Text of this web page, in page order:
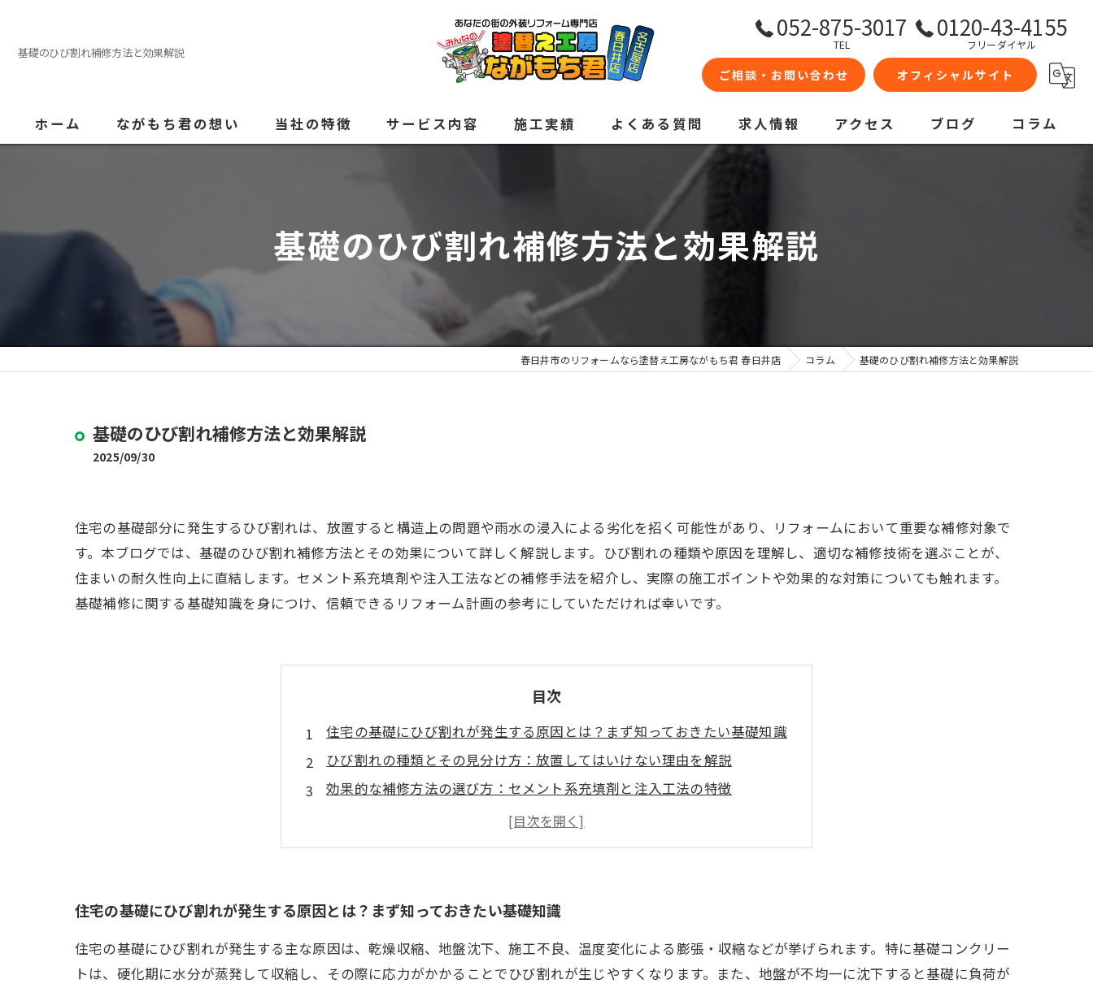
基礎のひび割れ補修方法と効果解説
052-875-3017
TEL
0120-43-4155
フリーダイヤル
ご相談・お問い合わせ オフィシャルサイト
ホーム ながもち君の想い 当社の特徴
内装
サービス内容 施工実績 よくある質問 求人情報 アクセス ブログ コラム
基礎のひび割れ補修方法と効果解説
春日井市のリフォームなら塗替え工房ながもち君 春日井店 コラム 基礎のひび割れ補修方法と効果解説
基礎のひび割れ補修方法と効果解説
2025/09/30
住宅の基礎部分に発生するひび割れは、放置すると構造上の問題や雨水の浸入による劣化を招く可能性があり、リフォームにおいて重要な補修対象で
す。本ブログでは、基礎のひび割れ補修方法とその効果について詳しく解説します。ひび割れの種類や原因を理解し、適切な補修技術を選ぶことが、
住まいの耐久性向上に直結します。セメント系充填剤や注入工法などの補修手法を紹介し、実際の施工ポイントや効果的な対策についても触れます。
基礎補修に関する基礎知識を身につけ、信頼できるリフォーム計画の参考にしていただければ幸いです。
目次
住宅の基礎にひび割れが発生する原因とは？まず知っておきたい基礎知識
ひび割れの種類とその見分け方：放置してはいけない理由を解説
効果的な補修方法の選び方：セメント系充填剤と注入工法の特徴
実際の補修施工ポイントと注意点：長持ちさせるためのコツとは？
補修後の効果とメンテナンス方法を紹介：住まいの耐久性向上を目指す
まとめ：基礎ひび割れ補修で安心・安全な住まいを実現しよう
住宅の基礎にひび割れが発生する原因とは？まず知っておきたい基礎知識
住宅の基礎にひび割れが発生する主な原因は、乾燥収縮、地盤沈下、施工不良、温度変化による膨張・収縮などが挙げられます。特に基礎コンクリー
トは、硬化期に水分が蒸発して収縮し、その際に応力がかかることでひび割れが生じやすくなります。また、地盤が不均一に沈下すると基礎に負荷が